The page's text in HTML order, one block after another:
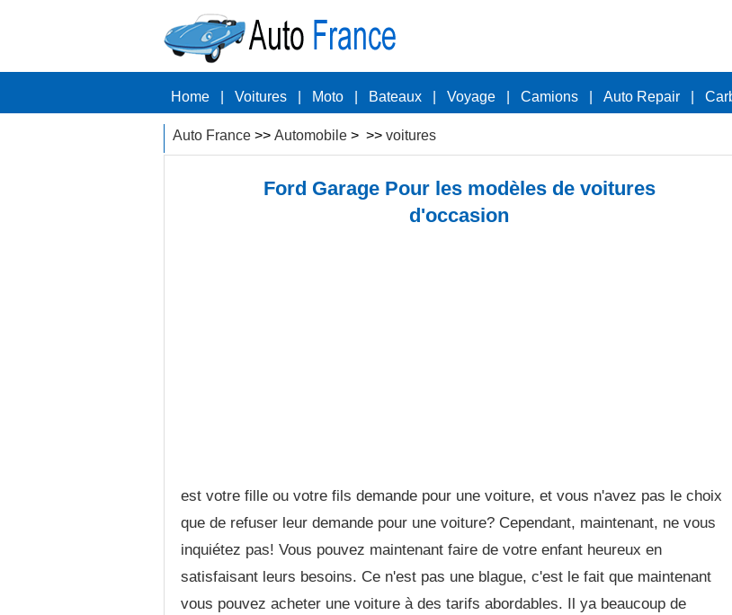
Home Voitures Moto Bateaux Voyage Camions Auto Repair
Auto France >> Automobile > >> voitures
Ford Garage Pour les modèles de voitures
d'occasion
est votre fille ou votre fils demande pour une voiture, et vous n'avez pas le choix
que de refuser leur demande pour une voiture? Cependant, maintenant, ne vous
inquiétez pas! Vous pouvez maintenant faire de votre enfant heureux en
satisfaisant leurs besoins. Ce n'est pas une blague, c'est le fait que maintenant
vous pouvez acheter une voiture à des tarifs abordables. Il ya beaucoup de